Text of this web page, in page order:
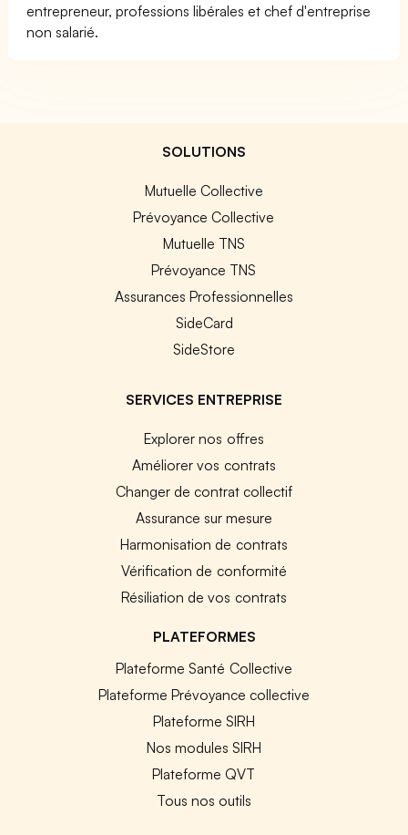
entrepreneur, professions libérales et chef d'entreprise
non salarié.
SOLUTIONS
Mutuelle Collective
Prévoyance Collective
Mutuelle TNS
Prévoyance TNS
Assurances Professionnelles
SideCard
SideStore
SERVICES ENTREPRISE
Explorer nos offres
Améliorer vos contrats
Changer de contrat collectif
Assurance sur mesure
Harmonisation de contrats
Vérification de conformité
Résiliation de vos contrats
PLATEFORMES
Plateforme Santé Collective
Plateforme Prévoyance collective
Plateforme SIRH
Nos modules SIRH
Plateforme QVT
Tous nos outils